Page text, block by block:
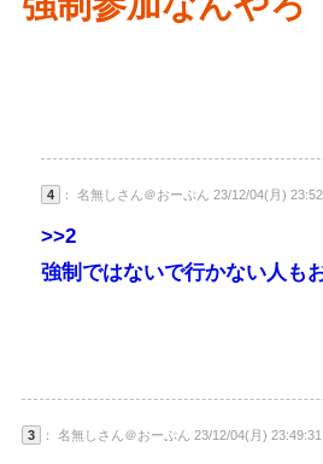
4 ： 名無しさん＠おーぷん 23/12/04(月)
>>2
強制ではないで行かない人も
3 ： 名無しさん＠おーぷん 23/12/04(月)